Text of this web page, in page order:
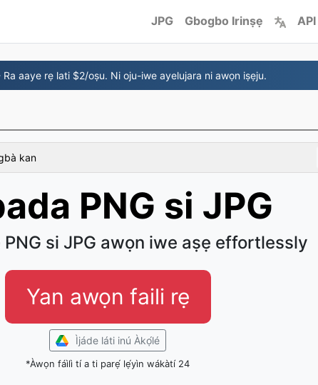
JPG Gbogbo Irinṣẹ API
Ra aaye rẹ lati $2/oṣu. Ni oju-iwe ayelujara ni awọn iṣẹju.
kan
PNG si JPG
si JPG awọn iwe aṣẹ effortlessly
Yan awọn faili rẹ
Ìjáde láti inú Àkọ́lé
*Àwọn fáìlì tí a ti parẹ́ lẹ́yìn wákàtí 24